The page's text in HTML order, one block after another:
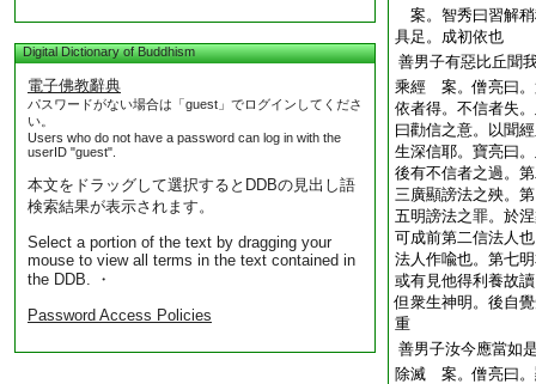
Digital Dictionary of Buddhism
電子佛教辭典
パスワードがない場合は「guest」でログインしてくださ
い。
Users who do not have a password can log in with the
userID "guest".
本文をドラッグして選択するとDDBの見出し語
検索結果が表示されます。
Select a portion of the text by dragging your
mouse to view all terms in the text contained in
the DDB. ・
Password Access Policies
案。智秀曰習解
具足。成初依也
善男子有惡比丘聞
乘經 案。僧亮曰。
依者得。不信者失
曰勸信之意。以聞
生深信耶。寶亮曰
後有不信者之過。
三廣顯謗法之殃。
五明謗法之罪。於
可成前第二信法人
法人作喩也。第七
或有見他得利養故
但衆生神明。後自
重
善男子汝今應當如
除滅 案。僧亮曰。